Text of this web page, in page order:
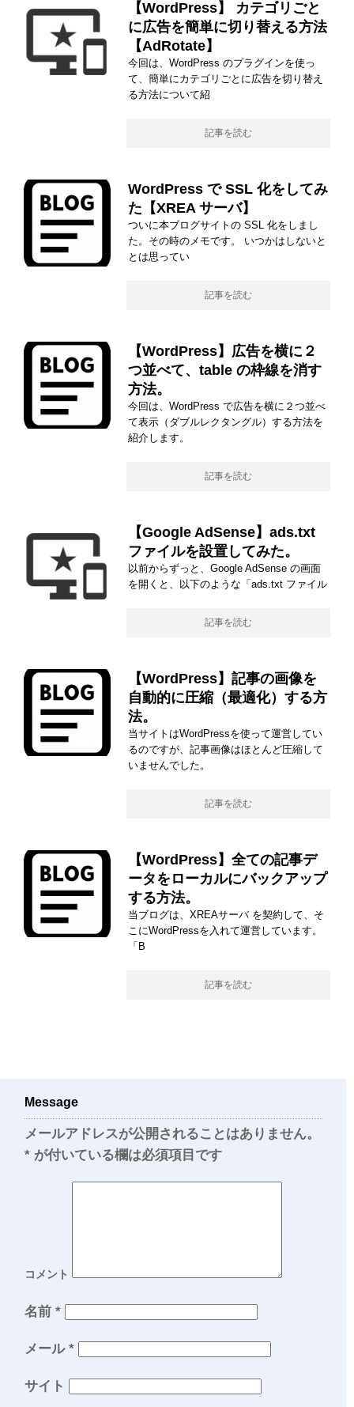
【WordPress】 カテゴリごと
に広告を簡単に切り替える方法
【AdRotate】
今回は、WordPress のプラグインを使っ
て、簡単にカテゴリごとに広告を切り替え
る方法について紹
記事を読む
WordPress で SSL 化をしてみ
た【XREA サーバ】
ついに本ブログサイトの SSL 化をしまし
た。その時のメモです。 いつかはしないと
とは思ってい
記事を読む
【WordPress】広告を横に２
つ並べて、table の枠線を消す
方法。
今回は、WordPress で広告を横に２つ並べ
て表示（ダブルレクタングル）する方法を
紹介します。
記事を読む
【Google AdSense】ads.txt
ファイルを設置してみた。
以前からずっと、Google AdSense の画面
を開くと、以下のような「ads.txt ファイル
記事を読む
【WordPress】記事の画像を
自動的に圧縮（最適化）する方
法。
当サイトはWordPressを使って運営してい
るのですが、記事画像はほとんど圧縮して
いませんでした。
記事を読む
【WordPress】全ての記事デ
ータをローカルにバックアップ
する方法。
当ブログは、XREAサーバ を契約して、そ
こにWordPressを入れて運営しています。
「B
記事を読む
Message
メールアドレスが公開されることはありません。
* が付いている欄は必須項目です
コメント
名前 *
メール *
サイト